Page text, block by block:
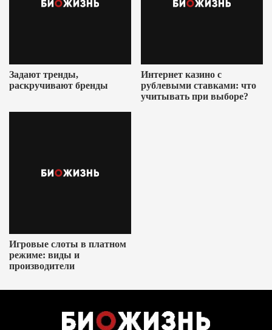
Задают тренды,
раскручивают бренды
Интернет казино с
рублевыми ставками: что
учитывать при выборе?
Игровые слоты в платном
режиме: виды и
производители